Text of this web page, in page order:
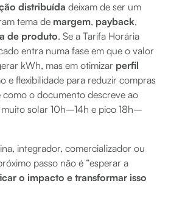
distribuída deixam de ser um
tema de margem, payback,
de produto. Se a Tarifa Horária
entra numa fase em que o valor
kWh, mas em otimizar perfil
e flexibilidade para reduzir compras
como o documento descreve ao
solar 10h–14h e pico 18h–
integrador, comercializador ou
passo não é “esperar a
o impacto e transformar isso